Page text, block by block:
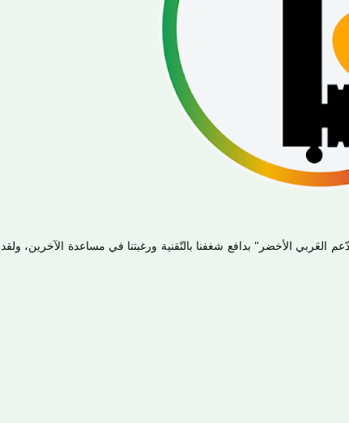
"منتدى الدّعم العَربي الأخضر" بدافع شغفنا بالتّقنية ورغبتنا في مساعدة الآخرين، ولقد